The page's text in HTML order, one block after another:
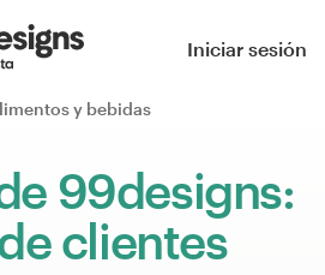
Iniciar sesión
y bebidas
99designs:
clientes